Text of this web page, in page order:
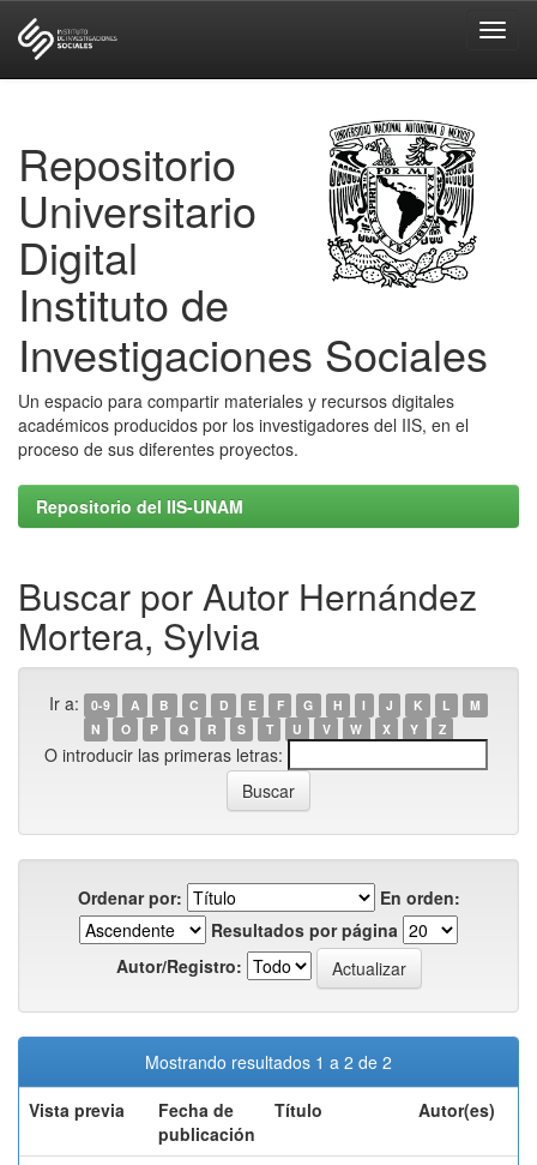
Repositorio
Universitario
Digital
Instituto de
Investigaciones Sociales
Un espacio para compartir materiales y recursos digitales
académicos producidos por los investigadores del IIS, en el
proceso de sus diferentes proyectos.
Repositorio del IIS-UNAM
Buscar por Autor Hernández
Mortera, Sylvia
Ir a: 0-9 A B C D E F G H I J K L
M
N
O P Q R S T U V W X Y Z
O introducir las primeras letras:
Ordenar por:
En orden:
Resultados por página
Autor/Registro:
Mostrando resultados 1 a 2 de 2
Vista previa
Fecha de
publicación
Título Autor(es)